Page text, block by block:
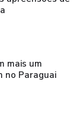
mais um
no Paraguai